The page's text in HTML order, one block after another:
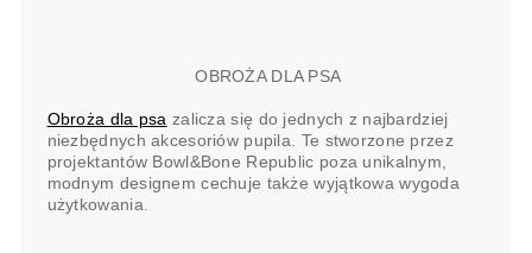
OBROŻA DLA PSA
Obroża dla psa zalicza się do jednych z najbardziej
niezbędnych akcesoriów pupila. Te stworzone przez
projektantów Bowl&Bone Republic poza unikalnym,
modnym designem cechuje także wyjątkowa wygoda
użytkowania.